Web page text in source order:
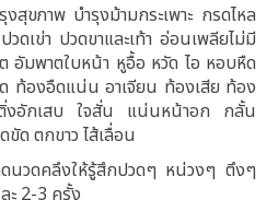
งสุขภาพ บำรุงม้ามกระเพาะ กรดไหล
เข่า ปวดขาและเท้า อ่อนเพลียไม่มี
มพาตใบหน้า หูอื้อ หวัด ไอ หอบหืด
ท้องอืดแน่น อาเจียน ท้องเสีย ท้อง
งอักเสบ ใจสั่น แน่นหน้าอก กลั้น
ขัด ตกขาว ไส้เลื่อน
นวดคลึงให้รู้สึกปวดๆ หน่วงๆ ตึงๆ
ะ 2-3 ครั้ง